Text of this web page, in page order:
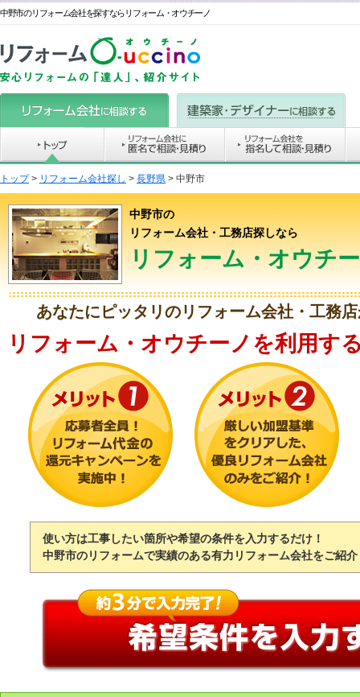
中野市のリフォーム会社を探すならリフォーム・オウチーノ
トップ> リフォーム会社探し > 長野県 > 中野市
中野市の
リフォーム会社・工務店探しなら
リフォーム・オウチ
あなたにピッタリのリフォーム会社・工務
リフォーム・オウチーノを利用す
使い方は工事したい箇所や希望の条件を入力するだけ！
中野市のリフォームで実績のある有力リフォーム会社をご紹介